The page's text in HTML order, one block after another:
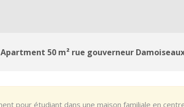
Apartment 50 m² rue gouverneur
pour étudiant dans une maison familiale en